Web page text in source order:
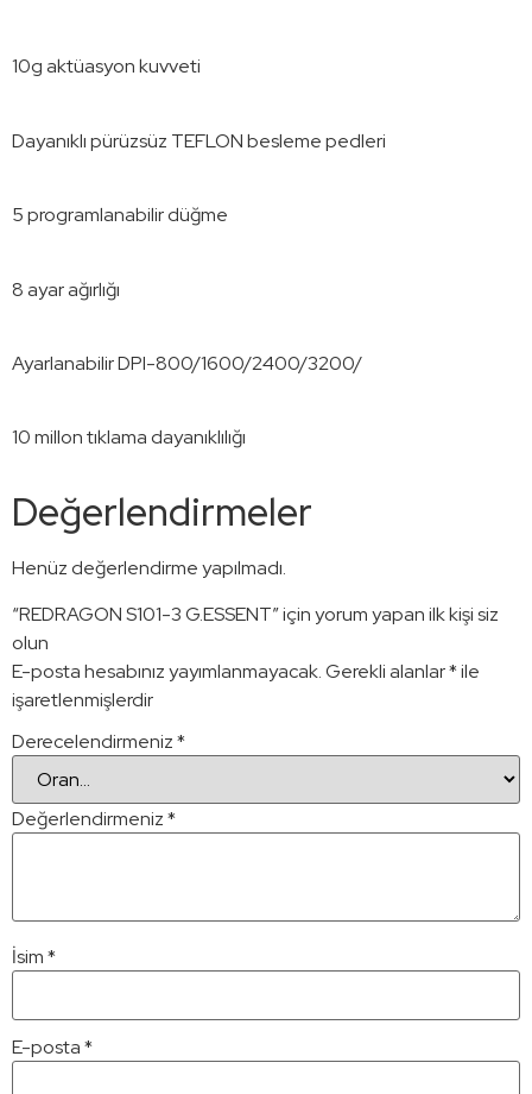
10g aktüasyon kuvveti
Dayanıklı pürüzsüz TEFLON besleme pedleri
5 programlanabilir düğme
8 ayar ağırlığı
Ayarlanabilir DPI-800/1600/2400/3200/
10 millon tıklama dayanıklılığı
Değerlendirmeler
Henüz değerlendirme yapılmadı.
“REDRAGON S101-3 G.ESSENT” için yorum yapan ilk kişi siz
olun
E-posta hesabınız yayımlanmayacak.Gerekli alanlar*ile
işaretlenmişlerdir
Derecelendirmeniz*
Değerlendirmeniz*
İsim*
E-posta*